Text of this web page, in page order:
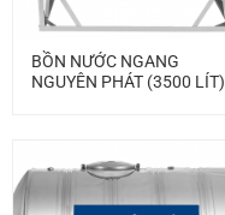
BỒN NƯỚC NGANG
NGUYÊN PHÁT (3500 LÍT)